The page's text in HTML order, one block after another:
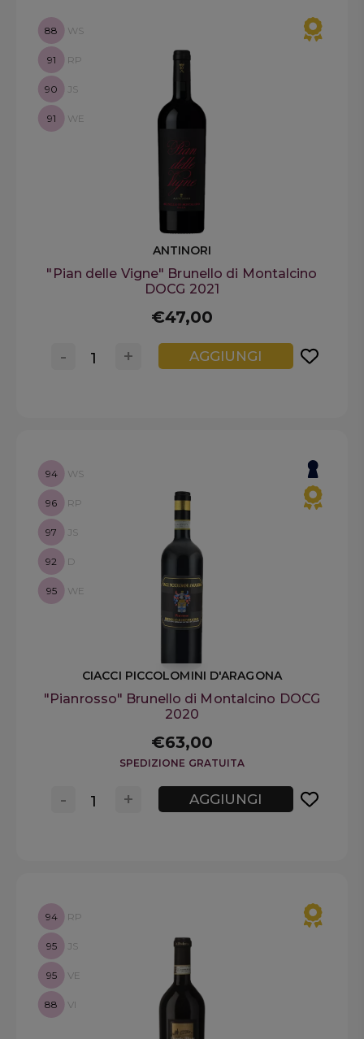
88 WS
91 RP
90 JS
91 WE
ANTINORI
"Pian delle Vigne" Brunello di Montalcino
DOCG 2021
€47,00
+
- AGGIUNGI
94 WS
96 RP
97 JS
92 D
95 WE
CIACCI PICCOLOMINI D'ARAGONA
"Pianrosso" Brunello di Montalcino DOCG
2020
€63,00
SPEDIZIONE GRATUITA
+
- AGGIUNGI
94 RP
95 JS
95 VE
88 VI